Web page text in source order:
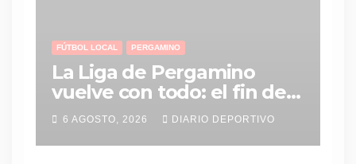
FÚTBOL LOCAL PERGAMINO
La Liga de Pergamino
vuelve con todo: el fin de
semana tendrá una
agenda repleta de
partidos
6 AGOSTO, 2026 DIARIO DEPORTIVO